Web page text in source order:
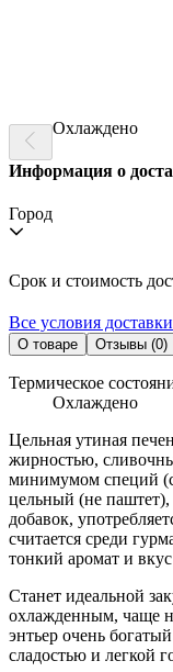
Охлаждено
Информация о
Город
Срок и стоимость
Все условия доставки
О товаре Отзывы (0)
Термическое
Охлаждено
Цельная утиная
жирностью,
минимумом специй
цельный (не паштет),
добавок,
считается среди
тонкий аромат и
Станет идеальной
охлажденным, чаще
энтьер очень
сладостью и легкой